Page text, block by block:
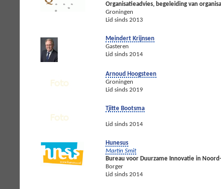
Organisatieadvies, begeleiding van
Groningen
Lid sinds 2013
Meindert Krijnsen
Gasteren
Lid sinds 2014
Arnoud Hoogsteen
Groningen
Lid sinds 2019
Tjitte Bootsma
Lid sinds 2014
Hunesus
Martin Smit
Bureau voor Duurzame Innovatie in
Borger
Lid sinds 2014